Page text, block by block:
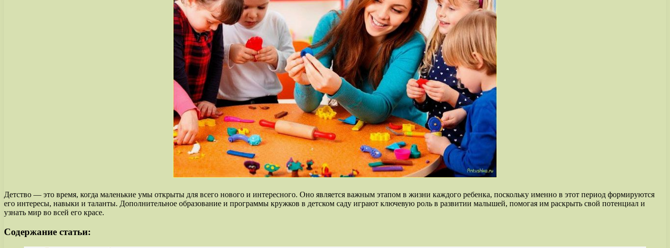
Детство — это время, когда маленькие умы открыты для всего нового и интересного. Оно является важным этапом в жизни каждого ребенка, поскольку именно в этот период формируются
его интересы, навыки и таланты. Дополнительное образование и программы кружков в детском саду играют ключевую роль в развитии малышей, помогая им раскрыть свой потенциал и
узнать мир во всей его красе.
Содержание статьи: